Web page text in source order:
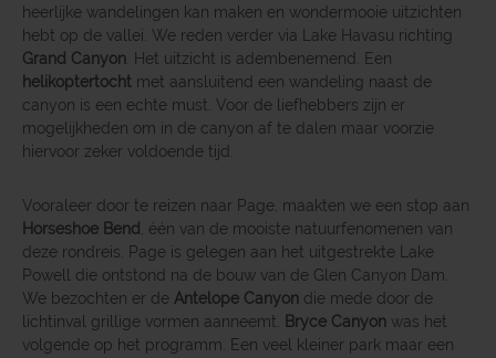
heerlijke wandelingen kan maken en wondermooie uitzichten
hebt op de vallei. We reden verder via Lake Havasu richting
Grand Canyon . Het uitzicht is adembenemend. Een
helikoptertocht met aansluitend een wandeling naast de
canyon is een echte must. Voor de liefhebbers zijn er
mogelijkheden om in de canyon af te dalen maar voorzie
hiervoor zeker voldoende tijd.
Vooraleer door te reizen naar Page, maakten we een stop aan
Horseshoe Bend
, één van de mooiste natuurfenomenen van
deze rondreis. Page is gelegen aan het uitgestrekte Lake
Powell die ontstond na de bouw van de Glen Canyon Dam.
We bezochten er de Antelope Canyon die mede door de
lichtinval grillige vormen aanneemt.
Bryce Canyon was het
volgende op het programm. Een veel kleiner park maar een